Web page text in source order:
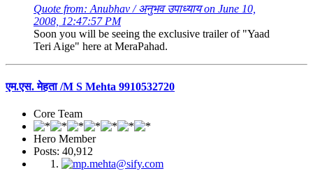
Quote from: Anubhav / अनुभव उपाध्याय on June 10,
2008, 12:47:57 PM
Soon you will be seeing the exclusive trailer of "Yaad
Teri Aige" here at MeraPahad.
एम.एस. मेहता /M S Mehta 9910532720
Core Team
Hero Member
Posts: 40,912